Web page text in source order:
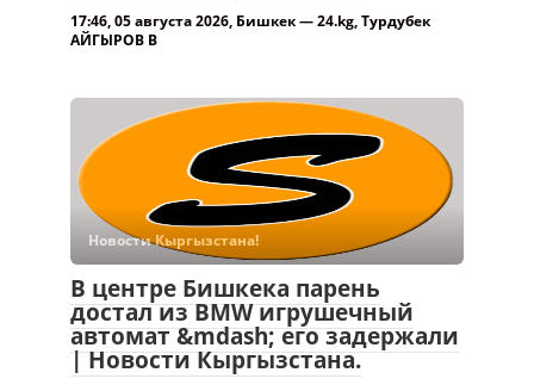
17:46, 05 августа 2026, Бишкек — 24.kg, Турдубек
АЙГЫРОВ В
Новости Кыргызстана!
В центре Бишкека парень
достал из BMW игрушечный
автомат &mdash; его задержали
| Новости Кыргызстана.